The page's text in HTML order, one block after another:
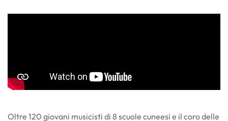
Oltre 120 giovani musicisti di 8 scuole cuneesi e il coro delle